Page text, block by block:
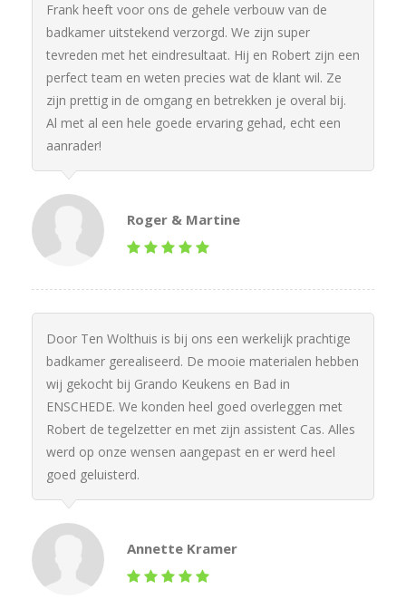
Frank heeft voor ons de gehele verbouw van de
badkamer uitstekend verzorgd. We zijn super
tevreden met het eindresultaat. Hij en Robert zijn een
perfect team en weten precies wat de klant wil. Ze
zijn prettig in de omgang en betrekken je overal bij.
Al met al een hele goede ervaring gehad, echt een
aanrader!
Roger & Martine
Door Ten Wolthuis is bij ons een werkelijk prachtige
badkamer gerealiseerd. De mooie materialen hebben
wij gekocht bij Grando Keukens en Bad in
ENSCHEDE. We konden heel goed overleggen met
Robert de tegelzetter en met zijn assistent Cas. Alles
werd op onze wensen aangepast en er werd heel
goed geluisterd.
Annette Kramer